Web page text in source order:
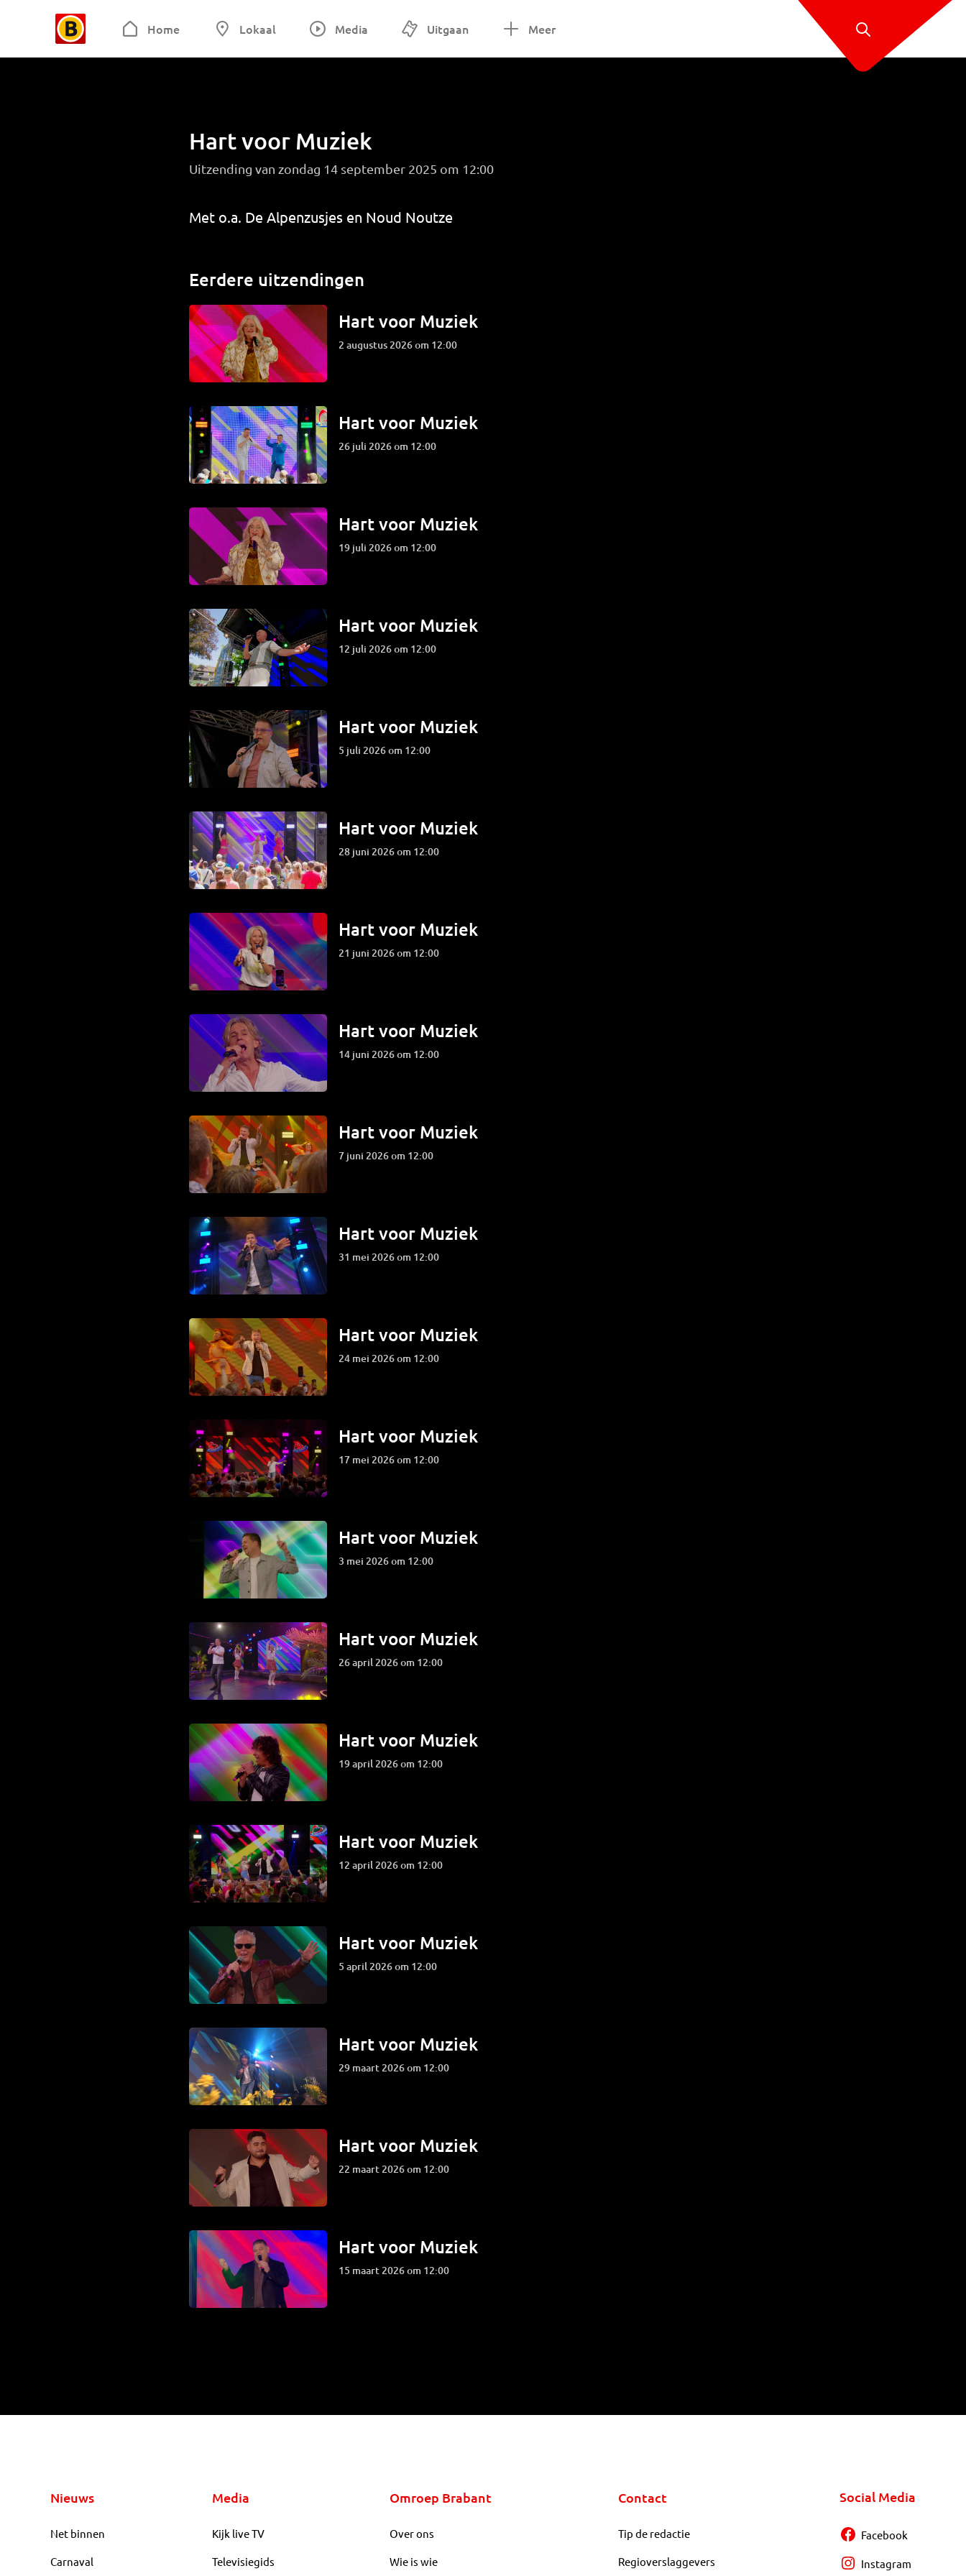
Home Lokaal Media Uitgaan Meer
Hart voor Muziek
Uitzending van zondag 14 september 2025 om 12:00
Met o.a. De Alpenzusjes en Noud Noutze
Eerdere uitzendingen
Hart voor Muziek
2 augustus 2026 om 12:00
Hart voor Muziek
26 juli 2026 om 12:00
Hart voor Muziek
19 juli 2026 om 12:00
Hart voor Muziek
12 juli 2026 om 12:00
Hart voor Muziek
5 juli 2026 om 12:00
Hart voor Muziek
28 juni 2026 om 12:00
Hart voor Muziek
21 juni 2026 om 12:00
Hart voor Muziek
14 juni 2026 om 12:00
Hart voor Muziek
7 juni 2026 om 12:00
Hart voor Muziek
31 mei 2026 om 12:00
Hart voor Muziek
24 mei 2026 om 12:00
Hart voor Muziek
17 mei 2026 om 12:00
Hart voor Muziek
3 mei 2026 om 12:00
Hart voor Muziek
26 april 2026 om 12:00
Hart voor Muziek
19 april 2026 om 12:00
Hart voor Muziek
12 april 2026 om 12:00
Hart voor Muziek
5 april 2026 om 12:00
Hart voor Muziek
29 maart 2026 om 12:00
Hart voor Muziek
22 maart 2026 om 12:00
Hart voor Muziek
15 maart 2026 om 12:00
Nieuws
Net binnen
Carnaval
Media
Kijk live TV
Televisiegids
Omroep Brabant
Over ons
Wie is wie
Contact
Tip de redactie
Regioverslaggevers
Social Media
Facebook
Instagram